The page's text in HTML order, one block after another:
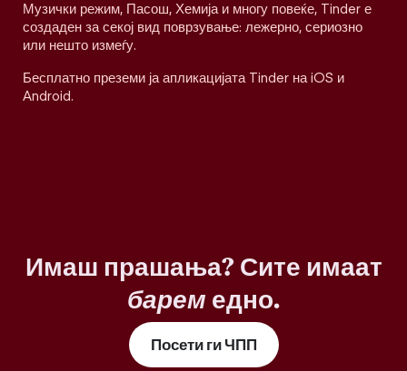
Музички режим, Пасош, Хемија и многу повеќе, Tinder е
создаден за секој вид поврзување: лежерно, сериозно
или нешто измеѓу.
Бесплатно преземи ја апликацијата Tinder на iOS и
Android.
Имаш прашања? Сите имаат
барем едно.
Посети ги ЧПП